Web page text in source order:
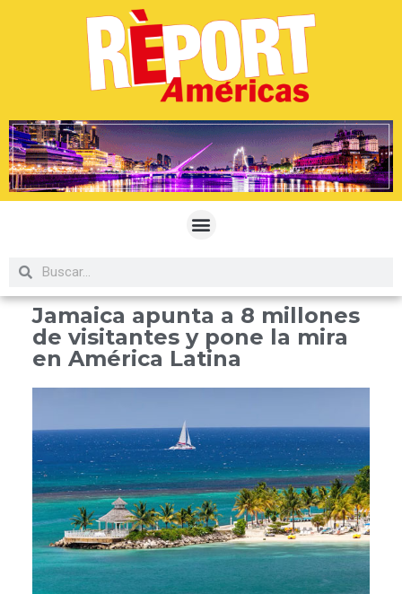
Jamaica apunta a 8 millones
de visitantes y pone la mira
en América Latina